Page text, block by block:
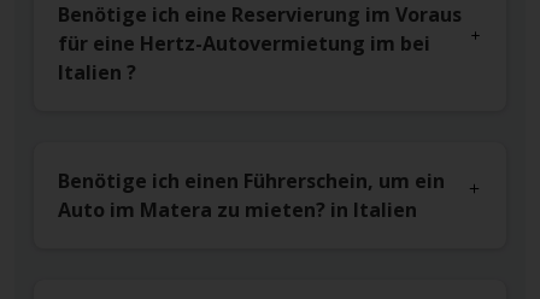
Benötige ich eine Reservierung im Voraus
für eine Hertz-Autovermietung im bei
Italien ?
Benötige ich einen Führerschein, um ein
Auto im Matera zu mieten? in Italien